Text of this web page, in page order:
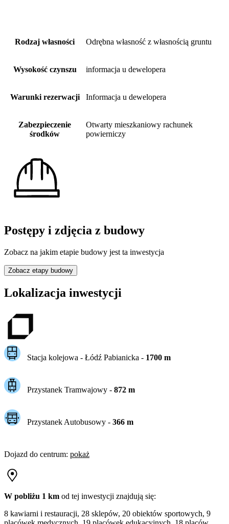
Rodzaj własności Odrębna własność z własnością gruntu
Wysokość czynszu informacja u dewelopera
Warunki rezerwacji Informacja u dewelopera
Zabezpieczenie
środków
Otwarty mieszkaniowy rachunek
powierniczy
Postępy i zdjęcia z budowy
Zobacz na jakim etapie budowy jest ta inwestycja
Zobacz etapy budowy
Lokalizacja inwestycji
Stacja kolejowa - Łódź Pabianicka - 1700m
Przystanek Tramwajowy - 872m
Przystanek Autobusowy - 366m
Dojazd do centrum: pokaż
W pobliżu 1 km od tej inwestycji znajdują się:
8 kawiarni i restauracji, 28 sklepów, 20 obiektów sportowych, 9